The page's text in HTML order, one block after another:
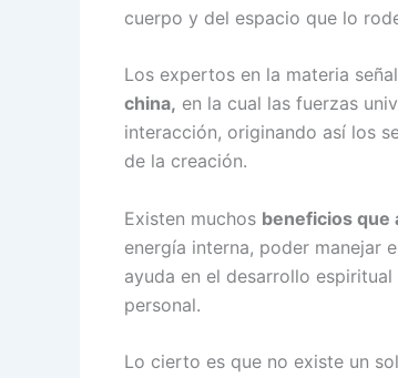
cuerpo y del espacio que lo
Los expertos en la materia
china, en la cual las fuerzas
interacción, originando así los
de la creación.
Existen muchos beneficios que
energía interna, poder manejar
ayuda en el desarrollo
personal.
Lo cierto es que no existe un